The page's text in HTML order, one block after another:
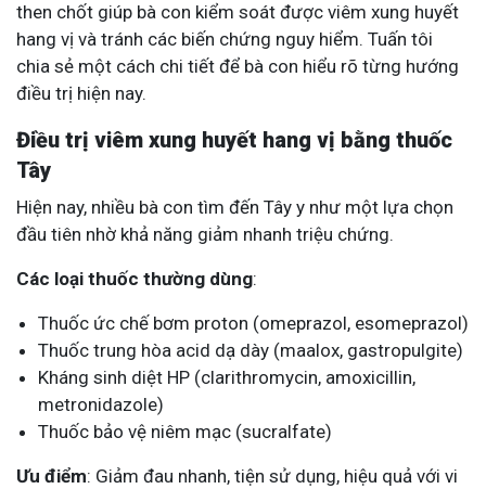
then chốt giúp bà con kiểm soát được viêm xung huyết
hang vị và tránh các biến chứng nguy hiểm. Tuấn tôi
chia sẻ một cách chi tiết để bà con hiểu rõ từng hướng
điều trị hiện nay.
Điều trị viêm xung huyết hang vị bằng thuốc
Tây
Hiện nay, nhiều bà con tìm đến Tây y như một lựa chọn
đầu tiên nhờ khả năng giảm nhanh triệu chứng.
Các loại thuốc thường dùng:
Thuốc ức chế bơm proton (omeprazol, esomeprazol)
Thuốc trung hòa acid dạ dày (maalox, gastropulgite)
Kháng sinh diệt HP (clarithromycin, amoxicillin,
metronidazole)
Thuốc bảo vệ niêm mạc (sucralfate)
Ưu điểm: Giảm đau nhanh, tiện sử dụng, hiệu quả với vi